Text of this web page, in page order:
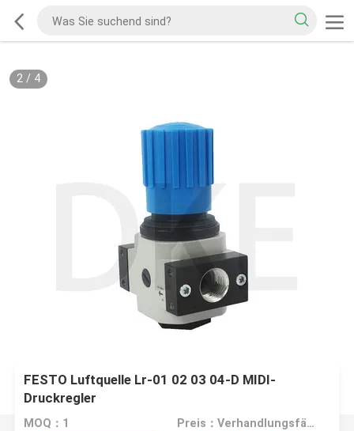
2/ 4
FESTO Luftquelle Lr-01 02 03 04-D MIDI-
Druckregler
MOQ：1 Preis：Verhandlungsfähig